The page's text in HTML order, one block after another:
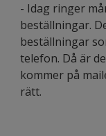
- Idag ringer
beställningar.
beställningar
telefon. Då är
kommer på
rätt.